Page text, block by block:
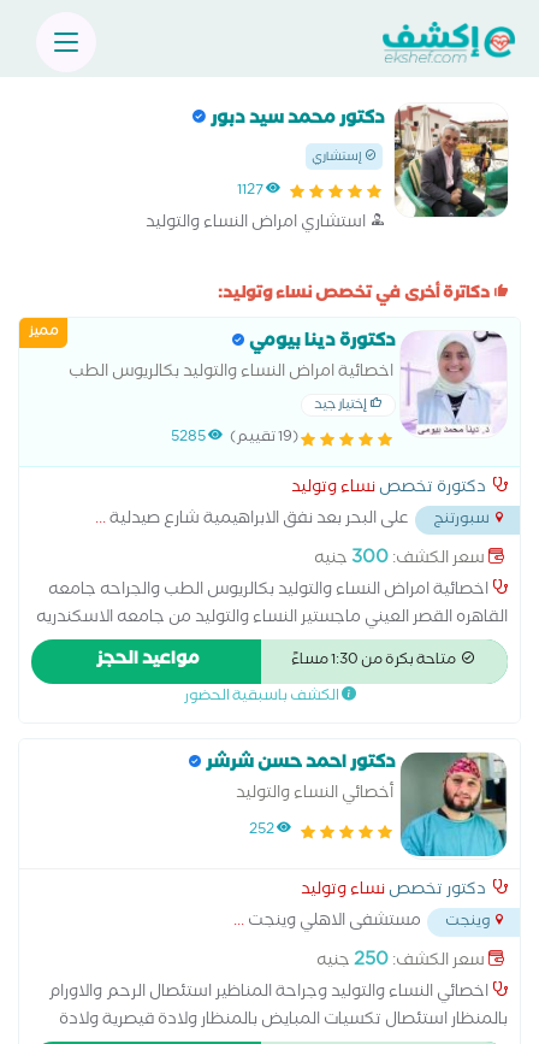
دكتور محمد سيد دبور
إستشاري
1127
استشاري امراض النساء والتوليد
دكاترة أخرى في تخصص نساء وتوليد:
مميز دكتورة دينا بيومي
اخصائية امراض النساء والتوليد بكالريوس الطب
والجراحه جامعه القاهره القصر العيني ماجستير
النساء والتوليد من جامعه الاسكندريه التخصص
الدقيق في الإخصاب المساعد
إختيار جيد
(19 تقييم) 5285
دكتورة تخصصنساء وتوليد
سبورتنج على البحر بعد نفق الابراهيمية شارع صيدلية...
سعر الكشف:300 جنيه
اخصائية امراض النساء والتوليد بكالريوس الطب والجراحه جامعه
القاهره القصر العيني ماجستير النساء والتوليد من جامعه الاسكندريه
التخصص الدقيق في الإخصاب المساعد وعلاج تاخر الإنجاب عند
الزوجين وتلقيح صناعي والحقن المجهري
متاحة بكرة من 1:30 مساءً مواعيد الحجز
الكشف باسبقية الحضور
دكتور احمد حسن شرشر
أخصائي النساء والتوليد
252
دكتور تخصصنساء وتوليد
وينجت مستشفى الاهلي وينجت...
سعر الكشف:250جنيه
اخصائي النساء والتوليد وجراحة المناظير استئصال الرحم والاورام
بالمنظار استئصال تكسيات المبايض بالمنظار ولادة قيصرية ولادة